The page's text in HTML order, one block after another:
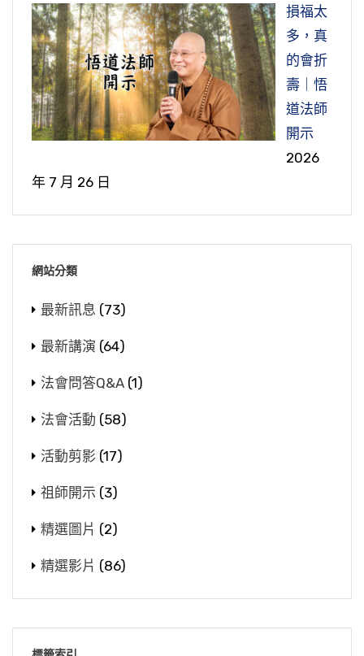
損福太
多，真
的會折
壽｜悟
道法師
開示
2026
年 7 月 26 日
網站分類
最新訊息 (73)
最新講演 (64)
法會問答Q&A (1)
法會活動 (58)
活動剪影 (17)
祖師開示 (3)
精選圖片 (2)
精選影片 (86)